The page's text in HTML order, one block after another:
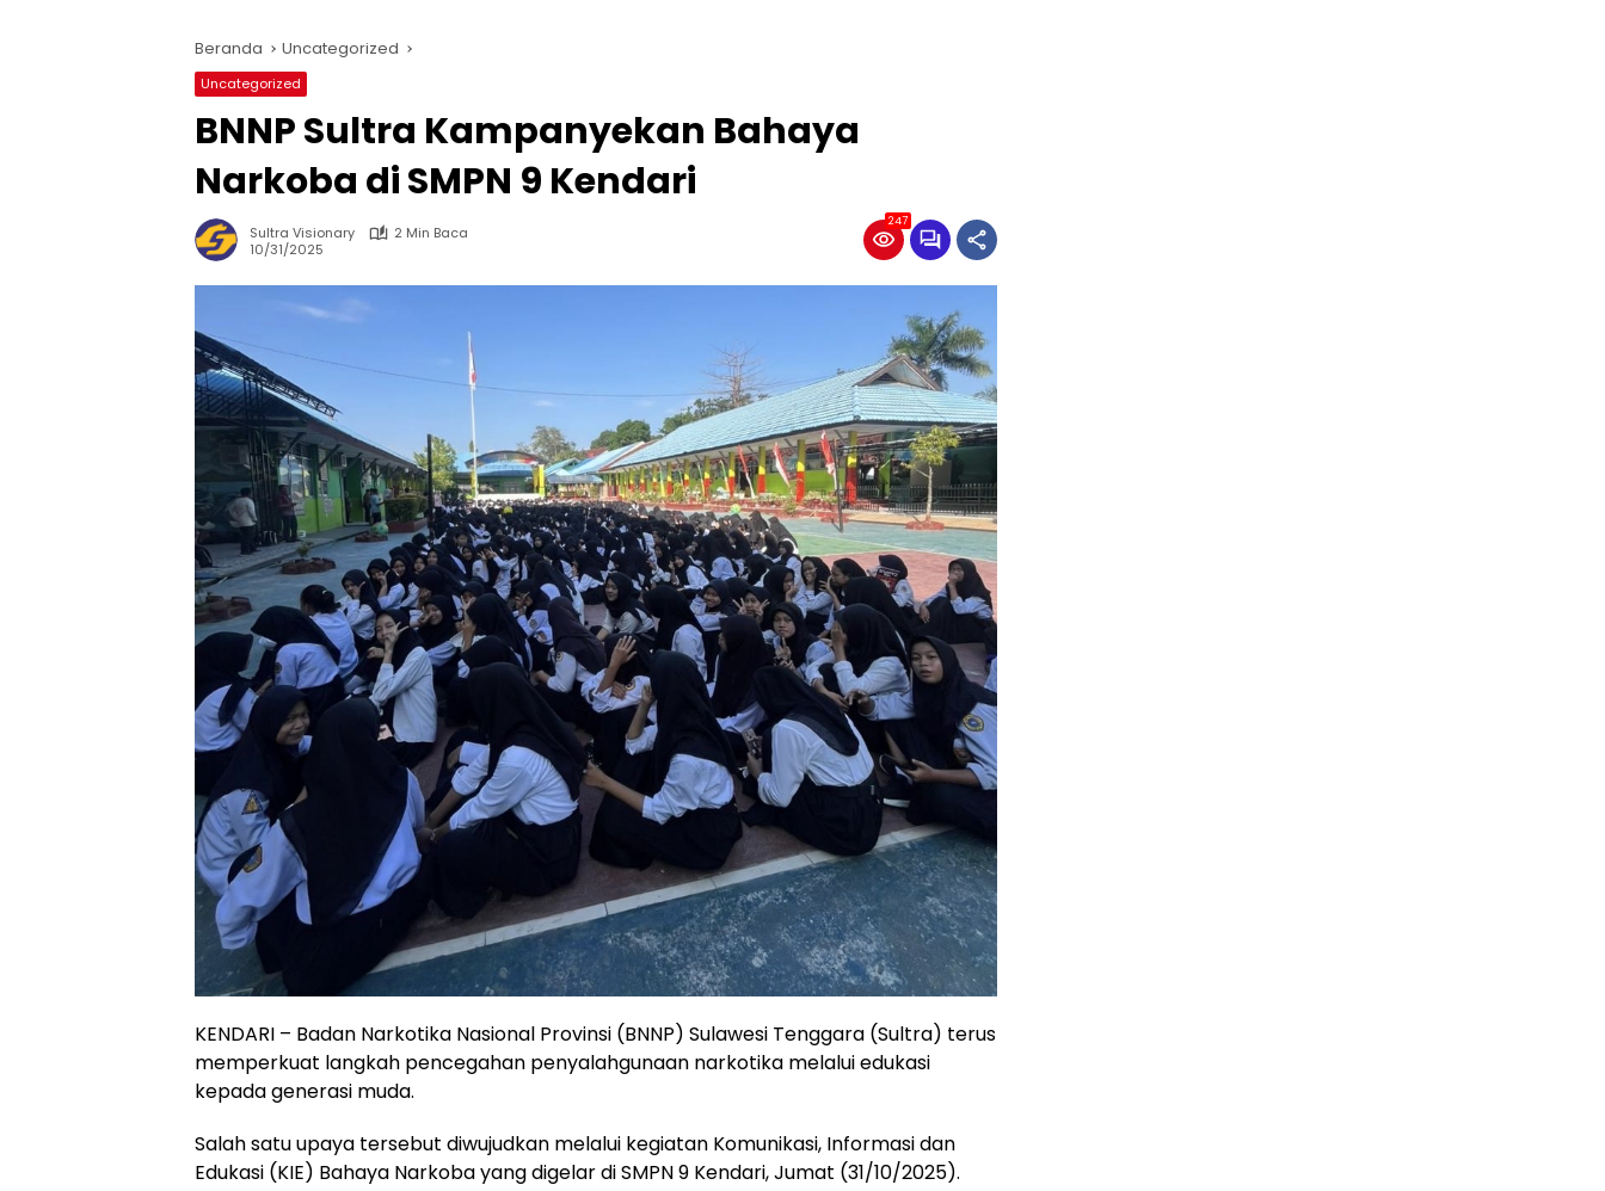
Beranda Uncategorized
Uncategorized
BNNP Sultra Kampanyekan Bahaya
Narkoba di SMPN 9 Kendari
Sultra Visionary
2 Min Baca
10/31/2025
247
KENDARI – Badan Narkotika Nasional Provinsi (BNNP) Sulawesi Tenggara (Sultra) terus
memperkuat langkah pencegahan penyalahgunaan narkotika melalui edukasi
kepada generasi muda.
Salah satu upaya tersebut diwujudkan melalui kegiatan Komunikasi, Informasi dan
Edukasi (KIE) Bahaya Narkoba yang digelar di SMPN 9 Kendari, Jumat (31/10/2025).